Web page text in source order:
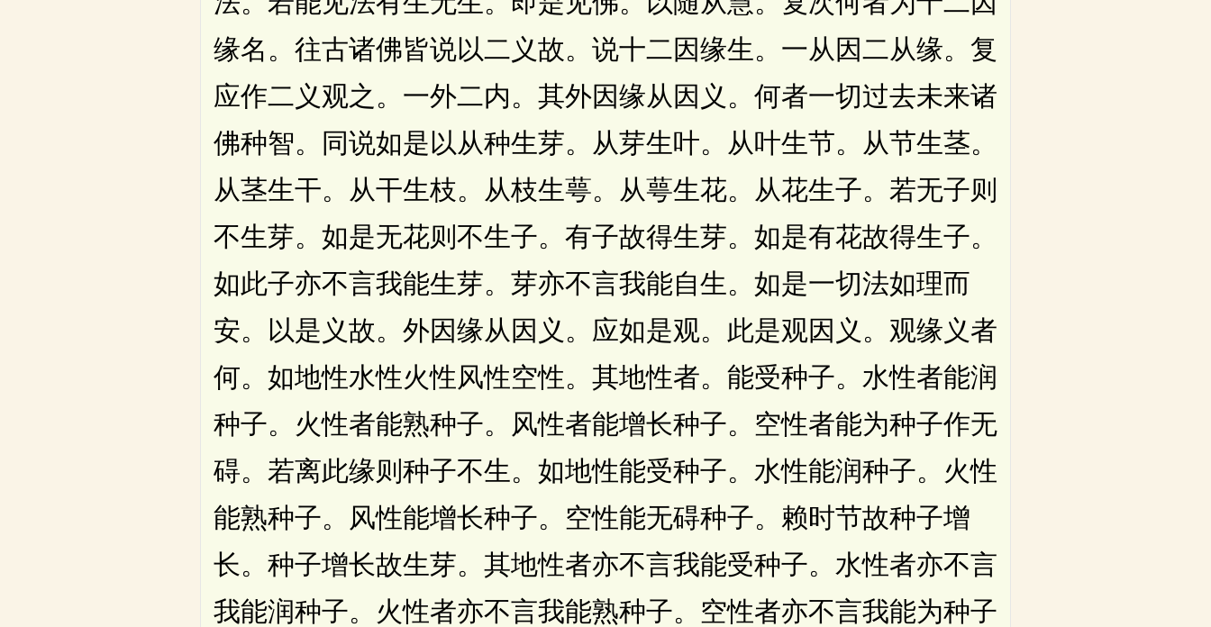
缘名。往古诸佛皆说以二义故。说十二因缘生。一从因二从缘。复
应作二义观之。一外二内。其外因缘从因义。何者一切过去未来诸
佛种智。同说如是以从种生芽。从芽生叶。从叶生节。从节生茎。
从茎生干。从干生枝。从枝生萼。从萼生花。从花生子。若无子则
不生芽。如是无花则不生子。有子故得生芽。如是有花故得生子。
如此子亦不言我能生芽。芽亦不言我能自生。如是一切法如理而
安。以是义故。外因缘从因义。应如是观。此是观因义。观缘义者
何。如地性水性火性风性空性。其地性者。能受种子。水性者能润
种子。火性者能熟种子。风性者能增长种子。空性者能为种子作无
碍。若离此缘则种子不生。如地性能受种子。水性能润种子。火性
能熟种子。风性能增长种子。空性能无碍种子。赖时节故种子增
长。种子增长故生芽。其地性者亦不言我能受种子。水性者亦不言
我能润种子。火性者亦不言我能熟种子。空性者亦不言我能为种子